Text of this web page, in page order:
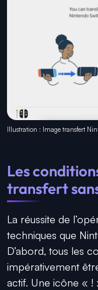
Illustration : Image transfert
Les
transfert
La réussite de
techniques que
D’abord, tous les
impérativement
actif. Une icône « !